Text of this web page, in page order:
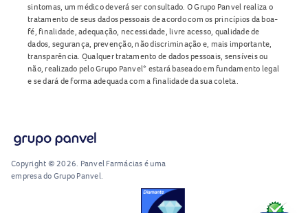
sintomas, um médico deverá ser consultado. O Grupo Panvel realiza o
tratamento de seus dados pessoais de acordo com os princípios da boa-
fé, finalidade, adequação, necessidade, livre acesso, qualidade de
dados, segurança, prevenção, não discriminação e, mais importante,
transparência. Qualquer tratamento de dados pessoais, sensíveis ou
não, realizado pelo Grupo Panvel* estará baseado em fundamento legal
e se dará de forma adequada com a finalidade da sua coleta.
Copyright © 2026. Panvel Farmácias é uma
empresa do Grupo Panvel.